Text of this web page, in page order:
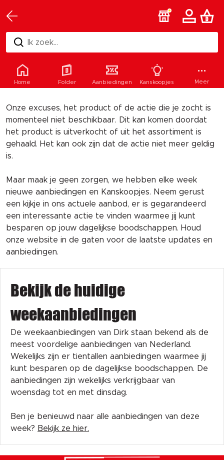
Ik zoek...
Helaas
Onze excuses, het product of de actie die je zocht is
momenteel niet beschikbaar. Dit kan komen doordat
het product is uitverkocht of uit het assortiment is
gehaald. Het kan ook zijn dat de actie niet meer geldig
is.
Maar maak je geen zorgen, we hebben elke week
nieuwe aanbiedingen en Kanskoopjes. Neem gerust
een kijkje in ons actuele aanbod, er is gegarandeerd
een interessante actie te vinden waarmee jij kunt
besparen op jouw dagelijkse boodschappen. Houd
onze website in de gaten voor de laatste updates en
aanbiedingen.
Bekijk de huidige
weekaanbiedingen
De weekaanbiedingen van Dirk staan bekend als de
meest voordelige aanbiedingen van Nederland.
Wekelijks zijn er tientallen aanbiedingen waarmee jij
kunt besparen op de dagelijkse boodschappen. De
aanbiedingen zijn wekelijks verkrijgbaar van
woensdag tot en met dinsdag.
Ben je benieuwd naar alle aanbiedingen van deze
week? Bekijk ze hier.
Home Folder Aanbiedingen Kanskoopjes Meer